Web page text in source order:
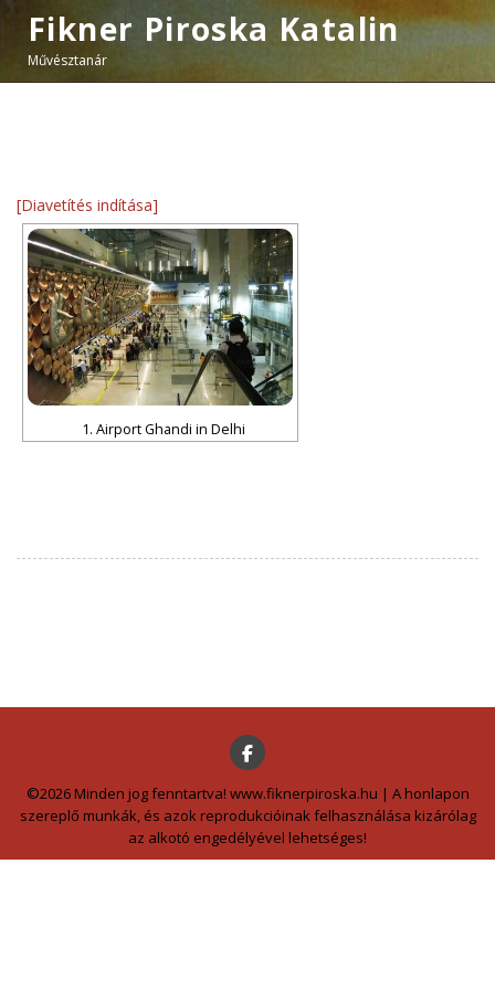
Fikner Piroska Katalin
Művésztanár
[Diavetítés indítása]
1. Airport Ghandi in Delhi
©2026 Minden jog fenntartva! www.fiknerpiroska.hu | A honlapon
szereplő munkák, és azok reprodukcióinak felhasználása kizárólag
az alkotó engedélyével lehetséges!